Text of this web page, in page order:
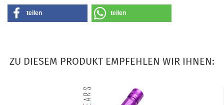
teilen teilen
ZU DIESEM PRODUKT EMPFEHLEN WIR IHNEN: